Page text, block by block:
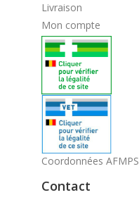
Livraison
Mon compte
Coordonnées AFMPS
Contact